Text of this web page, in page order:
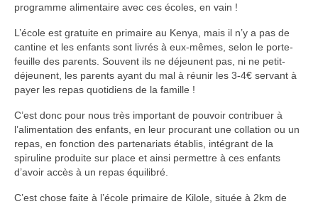
Parrainage de lycéens
Parrainage d’étudiants
Soutien d’initiatives locales
Centre d’accueil Mme Céline
Soutien de l’atelier Pengd Wende
programme alimentaire avec ces écoles, en vain !
L’école est gratuite en primaire au Kenya, mais il n’y a pas de
cantine et les enfants sont livrés à eux-mêmes, selon le porte-
feuille des parents. Souvent ils ne déjeunent pas, ni ne petit-
déjeunent, les parents ayant du mal à réunir les 3-4€ servant à
payer les repas quotidiens de la famille !
C’est donc pour nous très important de pouvoir contribuer à
l’alimentation des enfants, en leur procurant une collation ou un
repas, en fonction des partenariats établis, intégrant de la
spiruline produite sur place et ainsi permettre à ces enfants
d’avoir accès à un repas équilibré.
C’est chose faite à l’école primaire de Kilole, située à 2km de